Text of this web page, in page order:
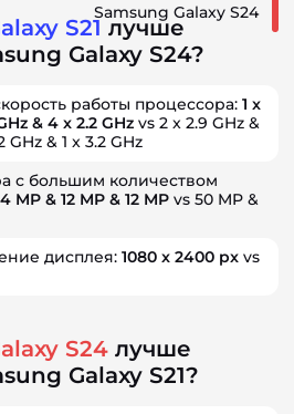
Samsung Galaxy S24
S21 лучше
Galaxy S24?
работы процессора: 1 x
& 4 x 2.2 GHz vs 2 x 2.9 GHz &
GHz & 1 x 3.2 GHz
с большим количеством
MP & 12 MP & 12 MP vs 50 MP &
дисплея: 1080 x 2400 px vs
S24 лучше
Galaxy S21?